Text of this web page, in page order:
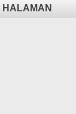
HALAMAN